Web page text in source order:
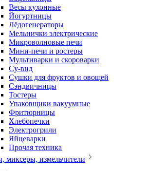
Весы кухонные
Йогуртницы
Лёдогенераторы
Мельнички электрические
Микроволновые печи
Мини-печи и ростеры
Мультиварки и скороварки
Су-вид
Сушки для фруктов и овощей
Сэндвичницы
Тостеры
Упаковщики вакуумные
Фритюрницы
Хлебопечки
Электрогрили
Яйцеварки
Прочая техника
миксеры, измельчители